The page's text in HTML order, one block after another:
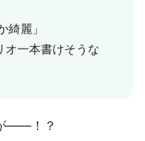
綺麗」
オ一本書けそうな
――！？